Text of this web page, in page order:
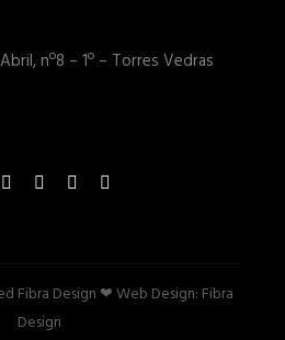
nº8 – 1º – Torres Vedras
Fibra Design ❤ Web Design: Fibra
Design